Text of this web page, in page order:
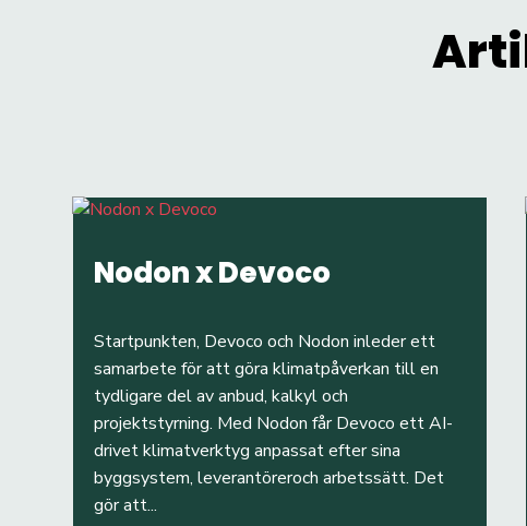
Nodon x Devoco
Startpunkten, Devoco och Nodon inleder ett
samarbete för att göra klimatpåverkan till en
tydligare del av anbud, kalkyl och
projektstyrning. Med Nodon får Devoco ett AI-
drivet klimatverktyg anpassat efter sina
byggsystem, leverantöreroch arbetssätt. Det
gör att...